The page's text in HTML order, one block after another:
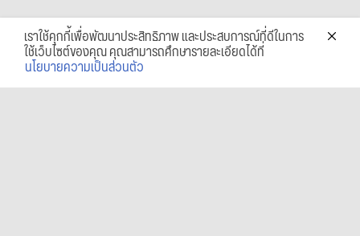
เราใช้คุกกี้เพื่อพัฒนาประสิทธิภาพ และประสบการณ์ที่ดีในการ
ใช้เว็บไซต์ของคุณ คุณสามารถศึกษารายละเอียดได้ที่
นโยบายความเป็นส่วนตัว